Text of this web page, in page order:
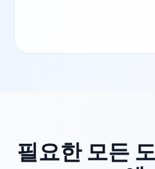
필요한 모든